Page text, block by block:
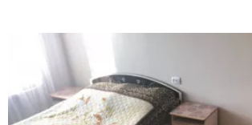
Продажа коммерческой недвижимости
Аренда коммерческой недвижимости